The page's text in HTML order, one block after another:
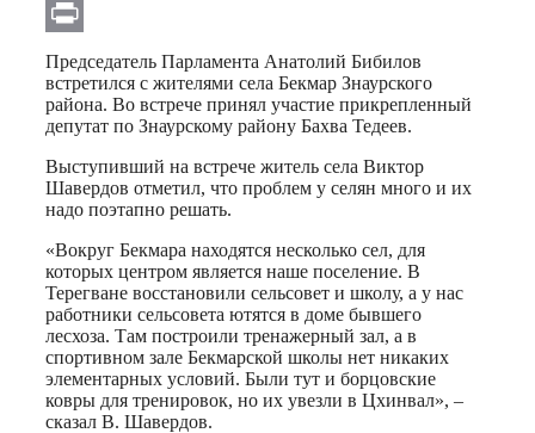
Email
Print
Председатель Парламента Анатолий Бибилов
встретился с жителями села Бекмар Знаурского
района. Во встрече принял участие прикрепленный
депутат по Знаурскому району Бахва Тедеев.
Выступивший на встрече житель села Виктор
Шавердов отметил, что проблем у селян много и их
надо поэтапно решать.
«Вокруг Бекмара находятся несколько сел, для
которых центром является наше поселение. В
Терегване восстановили сельсовет и школу, а у нас
работники сельсовета ютятся в доме бывшего
лесхоза. Там построили тренажерный зал, а в
спортивном зале Бекмарской школы нет никаких
элементарных условий. Были тут и борцовские
ковры для тренировок, но их увезли в Цхинвал», –
сказал В. Шавердов.